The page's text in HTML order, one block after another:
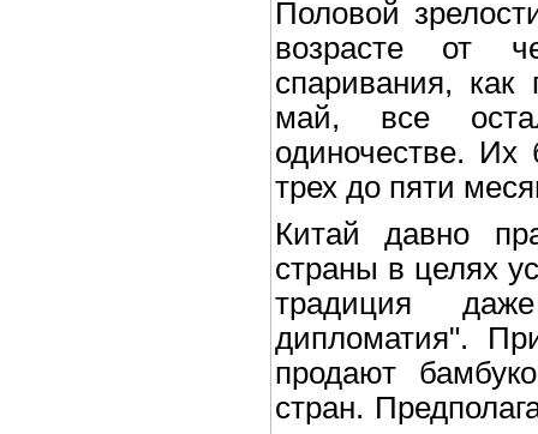
Половой
возрасте от
спаривания,
май, все
одиночестве. Их
трех до пяти
Китай давно
страны в целях
традиция
дипломатия".
продают
стран.